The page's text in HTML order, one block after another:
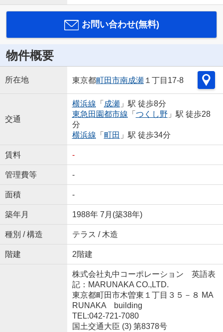
お問い合わせ(無料)
物件概要
所在地 東京都町田市南成瀬１丁目17-8
交通
横浜線 「 成瀬 」駅 徒歩8分
東急田園都市線 「 つくし野 」駅 徒歩28
分
横浜線 「 町田 」駅 徒歩34分
賃料 -
管理費等 -
面積 -
築年月 1988年 7月(築38年)
種別 / 構造 テラス / 木造
階建 2階建
株式会社丸中コーポレーション 英語表
記：MARUNAKA CO.,LTD.
東京都町田市木曽東１丁目３５－８ MA
RUNAKA building
TEL:042-721-7080
国土交通大臣 (3) 第8378号